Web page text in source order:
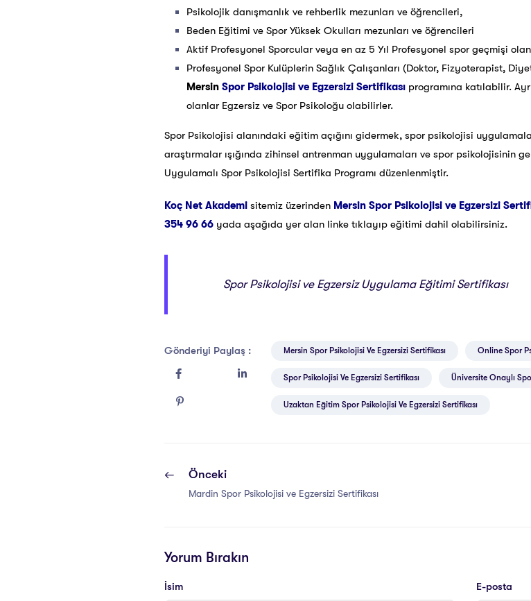
Psikolojik danışmanlık ve rehberlik mezunları ve öğrencileri,
Beden Eğitimi ve Spor Yüksek Okulları mezunları ve öğrencileri
Aktif Profesyonel Sporcular veya en az 5 Yıl Profesyonel spor geçmişi
Profesyonel Spor Kulüplerin Sağlık Çalışanları (Doktor, Fizyoterapist,
Mersin Spor Psikolojisi ve Egzersizi Sertifikası programına katılabilir.
olanlar Egzersiz ve Spor Psikoloğu olabilirler.
Spor Psikolojisi alanındaki eğitim açığını gidermek, spor psikolojisi
araştırmalar ışığında zihinsel antrenman uygulamaları ve spor psikolojisinin
Uygulamalı Spor Psikolojisi Sertifika Programı düzenlenmiştir.
Koç Net Akademi sitemiz üzerinden Mersin Spor Psikolojisi ve Egzersizi
354 96 66 yada aşağıda yer alan linke tıklayıp eğitimi dahil olabilirsiniz.
Spor Psikolojisi ve Egzersiz Uygulama Eğitimi Sertifikası
Gönderiyi Paylaş : Mersin Spor Psikolojisi Ve Egzersizi Sertifikası Online Spor
Spor Psikolojisi Ve Egzersizi Sertifikası Üniversite Onaylı
Uzaktan Eğitim Spor Psikolojisi Ve Egzersizi Sertifikası
Önceki
Mardin Spor Psikolojisi ve Egzersizi Sertifikası
Yorum Bırakın
İsim E-posta